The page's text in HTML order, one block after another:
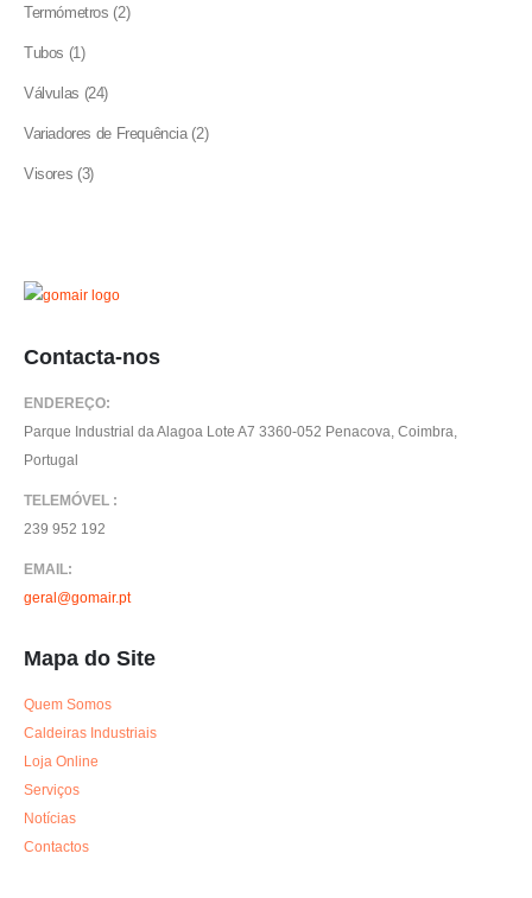
Termómetros 22
Tubos 11
Válvulas 2424
Variadores de Frequência 22
Visores 33
Contacta-nos
ENDEREÇO:
Parque Industrial da Alagoa Lote A7 3360-052 Penacova, Coimbra,
Portugal
TELEMÓVEL :
239 952 192
EMAIL:
geral@gomair.pt
Mapa do Site
Quem Somos
Caldeiras Industriais
Loja Online
Serviços
Notícias
Contactos